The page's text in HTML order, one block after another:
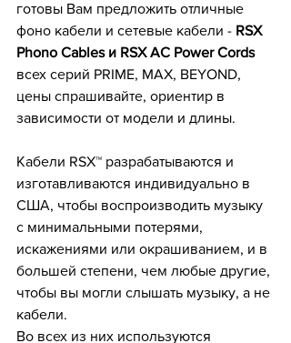
готовы Вам предложить отличные
фоно кабели и сетевые кабели - RSX
Phono Cables и RSX AC Power Cords
всех серий PRIME, MAX, BEYOND,
цены спрашивайте, ориентир в
зависимости от модели и длины.
Кабели RSX™ разрабатываются и
изготавливаются индивидуально в
США, чтобы воспроизводить музыку
с минимальными потерями,
искажениями или окрашиванием, и в
большей степени, чем любые другие,
чтобы вы могли слышать музыку, а не
кабели.
Во всех из них используются